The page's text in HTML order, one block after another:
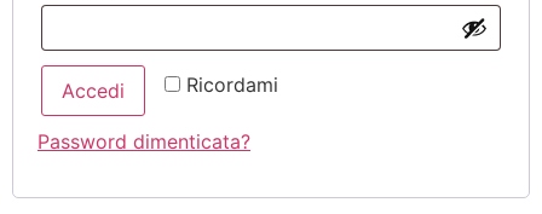
Ricordami
Accedi
Password dimenticata?